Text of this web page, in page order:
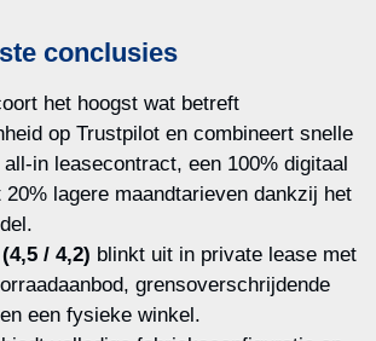
conclusies
het hoogst wat betreft
op Trustpilot en combineert snelle
leasecontract, een 100% digitaal
20% lagere maandtarieven dankzij het
/ 4,2) blinkt uit in private lease met
grensoverschrijdende
een fysieke winkel.